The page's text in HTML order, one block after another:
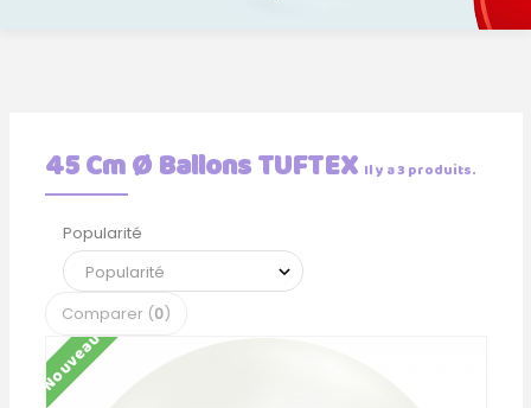
45 Cm Ø Ballons TUFTEX Il y a 3 produits.
Popularité
Comparer (0)
Nouveau